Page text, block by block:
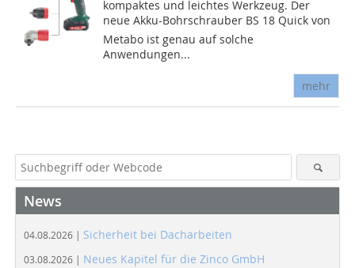
kompaktes und leichtes Werkzeug. Der
neue Akku-Bohrschrauber BS 18 Quick von
Metabo ist genau auf solche
Anwendungen...
mehr
News
04.08.2026 | Sicherheit bei Dacharbeiten
03.08.2026 | Neues Kapitel für die Zinco GmbH